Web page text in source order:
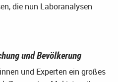
die nun Laboranalysen
und Bevölkerung
und Experten ein großes